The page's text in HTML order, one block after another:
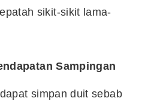
sikit-sikit lama-
Sampingan
simpan duit sebab